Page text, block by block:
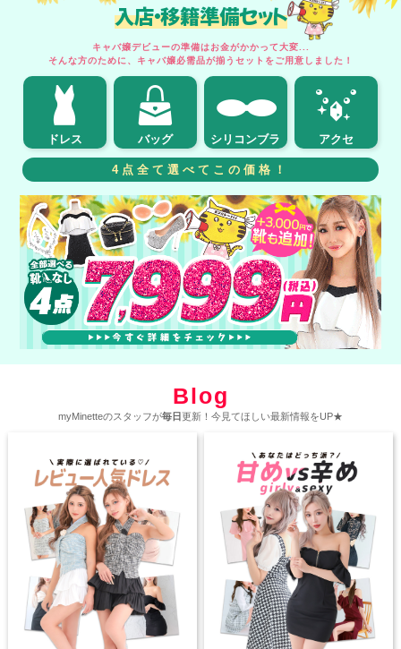
入店・移籍準備セット
キャバ嬢デビューの準備はお金がかかって大変...
そんな方のために、キャバ嬢必需品が揃うセットをご用意しました！
ドレス バッグ シリコンブラ アクセ
4点全て選べてこの価格！
Blog
myMinetteのスタッフが毎日更新！今見てほしい最新情報をUP★